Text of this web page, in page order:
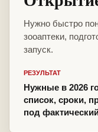
Нужно быстро
зооаптеки,
запуск.
РЕЗУЛЬТАТ
Нужные в 2026
список, сроки,
под